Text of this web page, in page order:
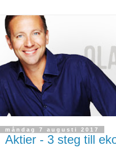
måndag 7 augusti 2017
Aktier - 3 steg till